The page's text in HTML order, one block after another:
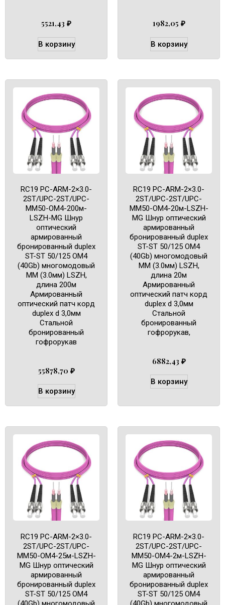
5521,43 ₽
В корзину
1982,05 ₽
В корзину
RC19 PC-ARM-2×3.0-
2ST/UPC-2ST/UPC-
MM50-OM4-200м-
LSZH-MG Шнур
оптический
армированный
бронированный duplex
ST-ST 50/125 OM4
(40Gb) многомодовый
MM (3.0мм) LSZH,
длина 200м
Армированный
оптический патч корд
duplex d 3,0мм
Cтальной
бронированный
гофрорукав
55878,70 ₽
В корзину
RC19 PC-ARM-2×3.0-
2ST/UPC-2ST/UPC-
MM50-OM4-20м-LSZH-
MG Шнур оптический
армированный
бронированный duplex
ST-ST 50/125 OM4
(40Gb) многомодовый
MM (3.0мм) LSZH,
длина 20м
Армированный
оптический патч корд
duplex d 3,0мм
Cтальной
бронированный
гофрорукав,
6882,43 ₽
В корзину
RC19 PC-ARM-2×3.0-
2ST/UPC-2ST/UPC-
MM50-OM4-25м-LSZH-
MG Шнур оптический
армированный
бронированный duplex
ST-ST 50/125 OM4
RC19 PC-ARM-2×3.0-
2ST/UPC-2ST/UPC-
MM50-OM4-2м-LSZH-
MG Шнур оптический
армированный
бронированный duplex
ST-ST 50/125 OM4